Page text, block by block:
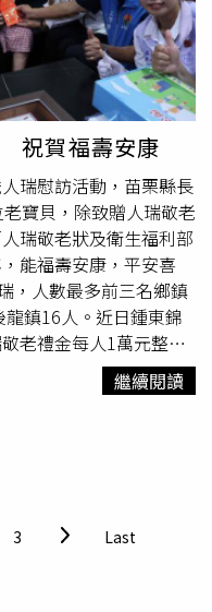
協助縣府代發的禮金，
進紅包袋內。林世賢特
，隨後並在市公所社會
發放敬老禮金與長壽麵
寒喧，並提早向長者賀
，也獲公所另致贈金鎖
祝賀福壽安康
瑞慰訪活動，苗栗縣長
寶貝，除致贈人瑞敬老
瑞敬老狀及衛生福利部
能福壽安康，平安喜
，人數最多前三名鄉鎮
鎮16人。近日鍾東錦
老禮金每人1萬元整及
老狀及衛生福利部社會
處長張國棟陪同下，與
著縣長的到來，6人健
，其中，吳長妹日前跌
繼續閱讀
3 Last